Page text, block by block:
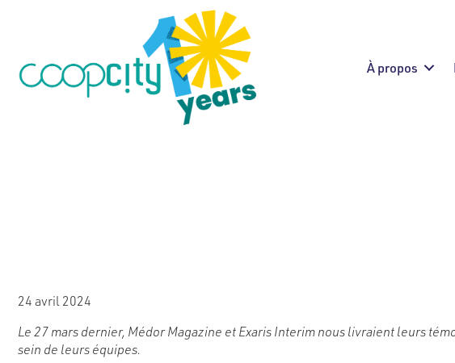
À propos
24 avril 2024
Le 27 mars dernier, Médor Magazine et Exaris Interim nous livraient leurs
sein de leurs équipes.